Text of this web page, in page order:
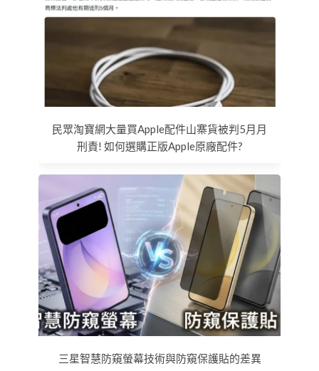
民眾淘寶網大量買Apple配件山寨貨被判5月月
刑責! 如何選購正版Apple原廠配件?
三星智慧防窺螢幕技術與防窺保護貼的差異